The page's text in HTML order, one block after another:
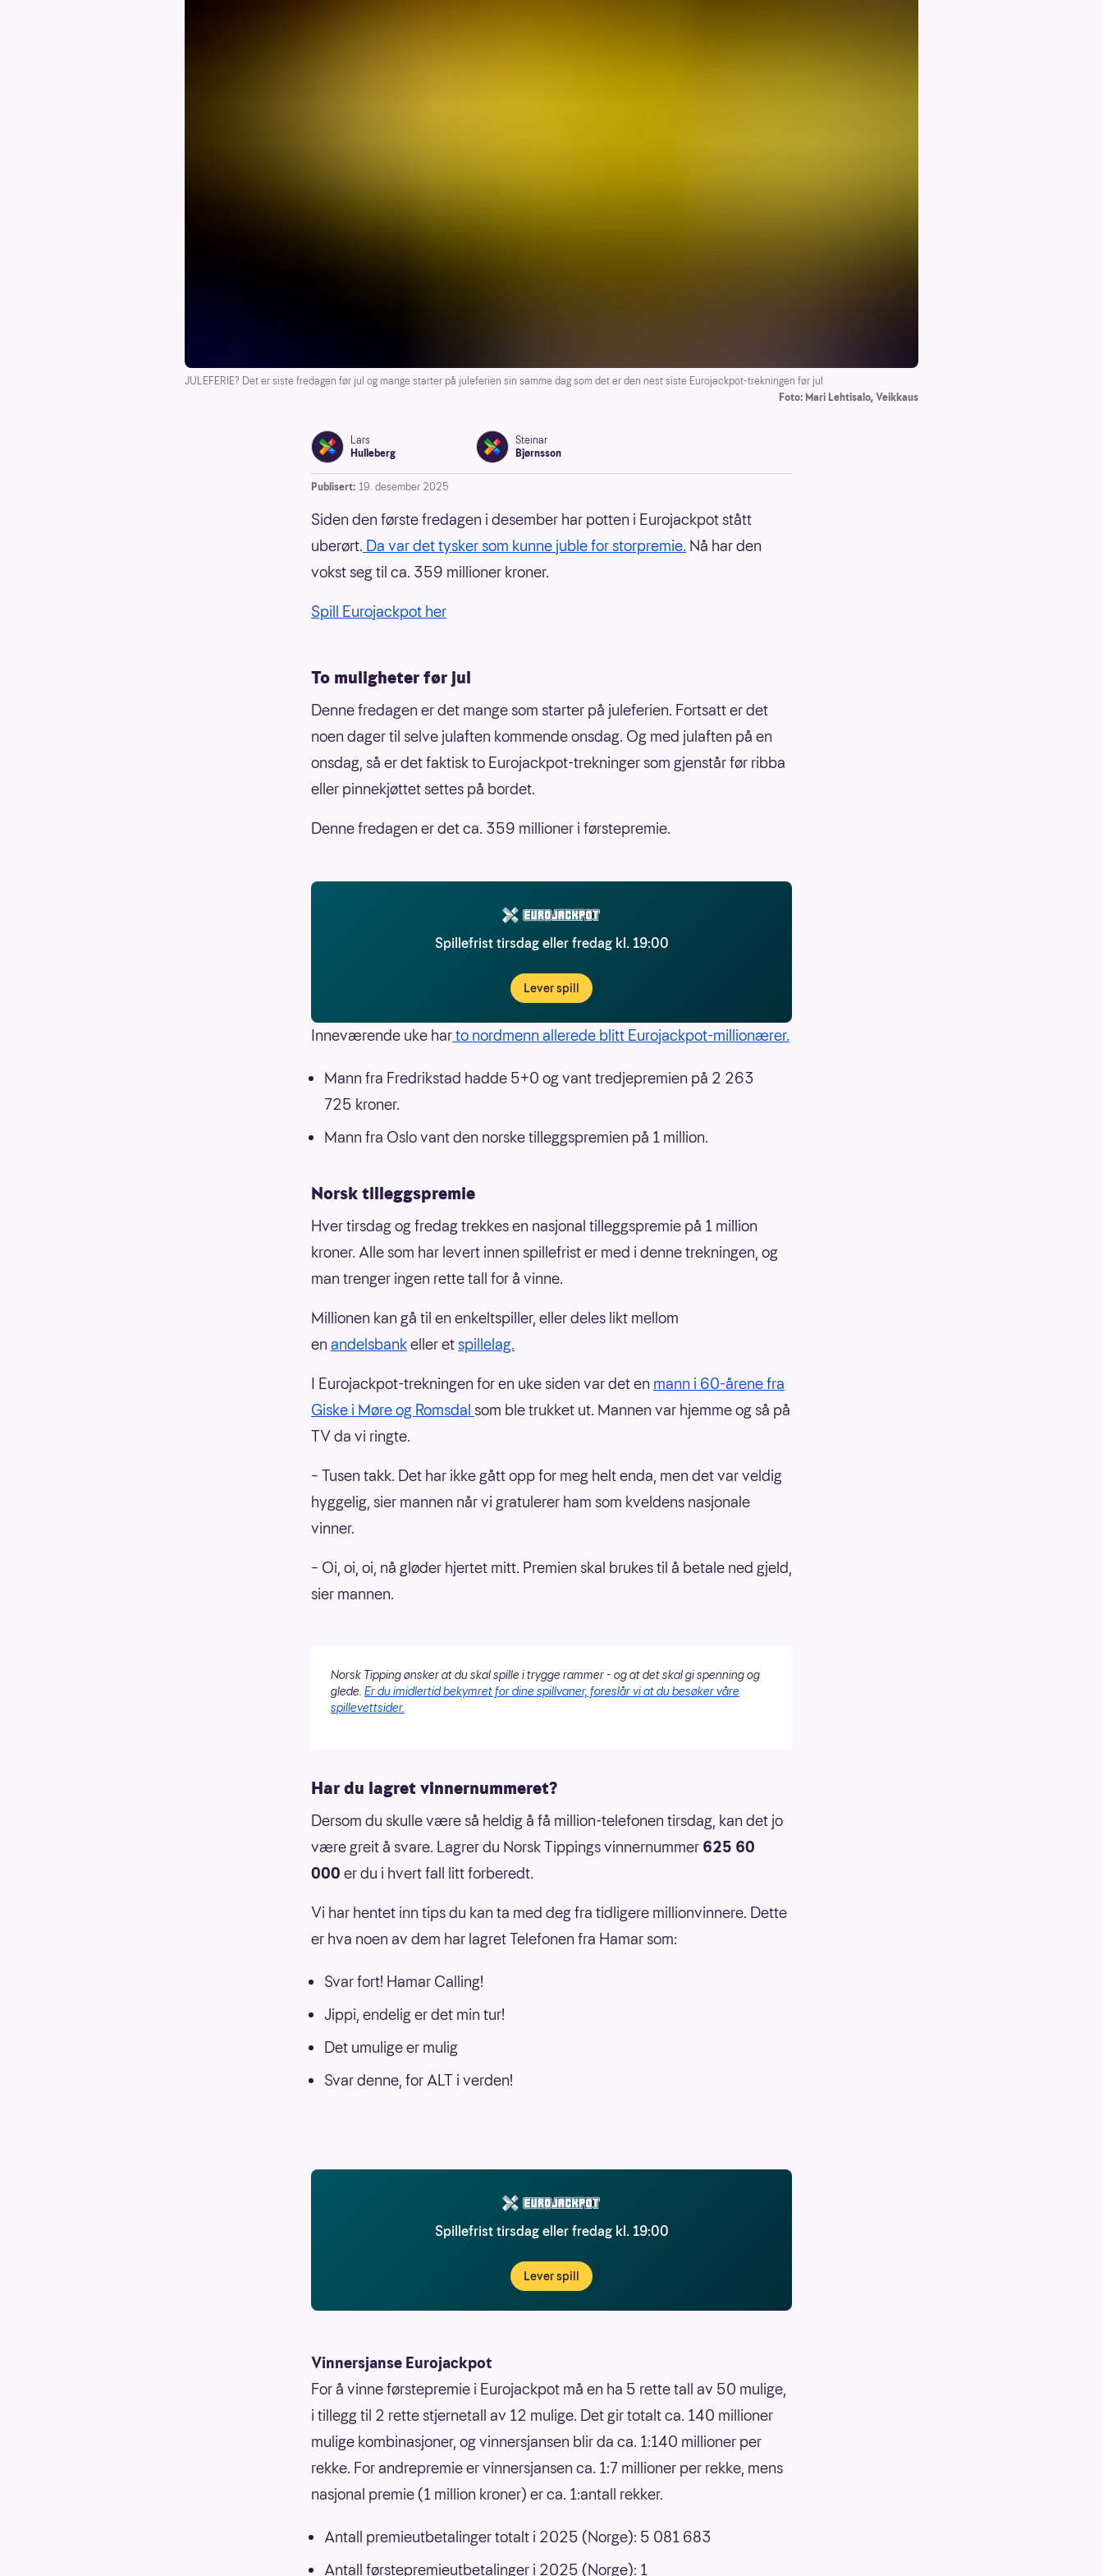
JULEFERIE? Det er siste fredagen før jul og mange starter på juleferien sin samme dag som det er den nest siste Eurojackpot-trekningen før jul
Foto: Mari Lehtisalo, Veikkaus
Lars
Hulleberg
Steinar
Bjørnsson
Publisert: 19. desember 2025
Siden den første fredagen i desember har potten i Eurojackpot stått
uberørt. Da var det tysker som kunne juble for storpremie. Nå har den
vokst seg til ca. 359 millioner kroner.
Spill Eurojackpot her
To muligheter før jul
Denne fredagen er det mange som starter på juleferien. Fortsatt er det
noen dager til selve julaften kommende onsdag. Og med julaften på en
onsdag, så er det faktisk to Eurojackpot-trekninger som gjenstår før ribba
eller pinnekjøttet settes på bordet.
Denne fredagen er det ca. 359 millioner i førstepremie.
Spillefrist tirsdag eller fredag kl. 19:00
Lever spill
Inneværende uke harto nordmenn allerede blitt Eurojackpot-millionærer.
Mann fra Fredrikstad hadde 5+0 og vant tredjepremien på 2 263
725 kroner.
Mann fra Oslo vant den norske tilleggspremien på 1 million.
Norsk tilleggspremie
Hver tirsdag og fredag trekkes en nasjonal tilleggspremie på 1 million
kroner. Alle som har levert innen spillefrist er med i denne trekningen, og
man trenger ingen rette tall for å vinne.
Millionen kan gå til en enkeltspiller, eller deles likt mellom
en andelsbankeller etspillelag.
I Eurojackpot-trekningen for en uke siden var det en mann i 60-årene fra
Giske i Møre og Romsdal som ble trukket ut. Mannen var hjemme og så på
TV da vi ringte.
– Tusen takk. Det har ikke gått opp for meg helt enda, men det var veldig
hyggelig, sier mannen når vi gratulerer ham som kveldens nasjonale
vinner.
– Oi, oi, oi, nå gløder hjertet mitt. Premien skal brukes til å betale ned gjeld,
sier mannen.
Norsk Tipping ønsker at du skal spille i trygge rammer - og at det skal gi spenning og
glede. Er du imidlertid bekymret for dine spillvaner, foreslår vi at du besøker våre
spillevettsider.
Har du lagret vinnernummeret?
Dersom du skulle være så heldig å få million-telefonen tirsdag, kan det jo
være greit å svare. Lagrer du Norsk Tippings vinnernummer 625 60
000 er du i hvert fall litt forberedt.
Vi har hentet inn tips du kan ta med deg fra tidligere millionvinnere. Dette
er hva noen av dem har lagret Telefonen fra Hamar som:
Svar fort! Hamar Calling!
Jippi, endelig er det min tur!
Det umulige er mulig
Svar denne, for ALT i verden!
Spillefrist tirsdag eller fredag kl. 19:00
Lever spill
Vinnersjanse Eurojackpot
For å vinne førstepremie i Eurojackpot må en ha 5 rette tall av 50 mulige,
i tillegg til 2 rette stjernetall av 12 mulige. Det gir totalt ca. 140 millioner
mulige kombinasjoner, og vinnersjansen blir da ca. 1:140 millioner per
rekke. For andrepremie er vinnersjansen ca. 1:7 millioner per rekke, mens
nasjonal premie (1 million kroner) er ca. 1:antall rekker.
Antall premieutbetalinger totalt i 2025 (Norge): 5 081 683
Antall førstepremieutbetalinger i 2025 (Norge): 1